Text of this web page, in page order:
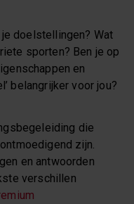
doelstellingen? Wat
sporten? Ben je op
en
belangrijker voor jou?
die
zijn.
en antwoorden
verschillen